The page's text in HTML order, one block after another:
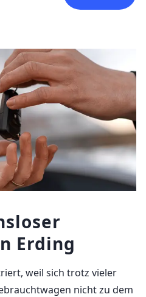
Erding
weil sich trotz vieler
nicht zu dem